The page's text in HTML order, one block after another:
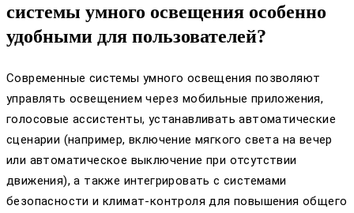
системы умного освещения особенно
удобными для пользователей?
Современные системы умного освещения позволяют
управлять освещением через мобильные приложения,
голосовые ассистенты, устанавливать автоматические
сценарии (например, включение мягкого света на вечер
или автоматическое выключение при отсутствии
движения), а также интегрировать с системами
безопасности и климат-контроля для повышения общего